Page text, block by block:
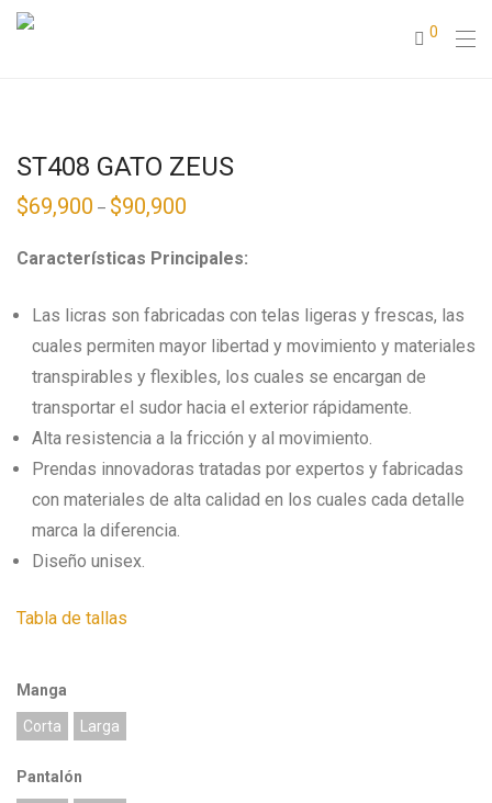
0
ST408 GATO ZEUS
$69,900 – $90,900
Características Principales:
Las licras son fabricadas con telas ligeras y frescas, las
cuales permiten mayor libertad y movimiento y materiales
transpirables y flexibles, los cuales se encargan de
transportar el sudor hacia el exterior rápidamente.
Alta resistencia a la fricción y al movimiento.
Prendas innovadoras tratadas por expertos y fabricadas
con materiales de alta calidad en los cuales cada detalle
marca la diferencia.
Diseño unisex.
Tabla de tallas
Manga
Corta Larga
Pantalón